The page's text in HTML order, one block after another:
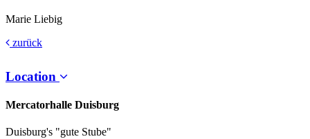
Marie Liebig
zurück
Location
Mercatorhalle Duisburg
Duisburg's "gute Stube"